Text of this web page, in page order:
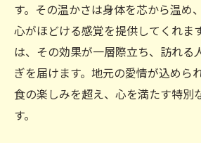
す。その温かさは身体を芯から温め
心がほどける感覚を提供してくれま
は、その効果が一層際立ち、訪れる
ぎを届けます。地元の愛情が込めら
食の楽しみを超え、心を満たす特別
す。